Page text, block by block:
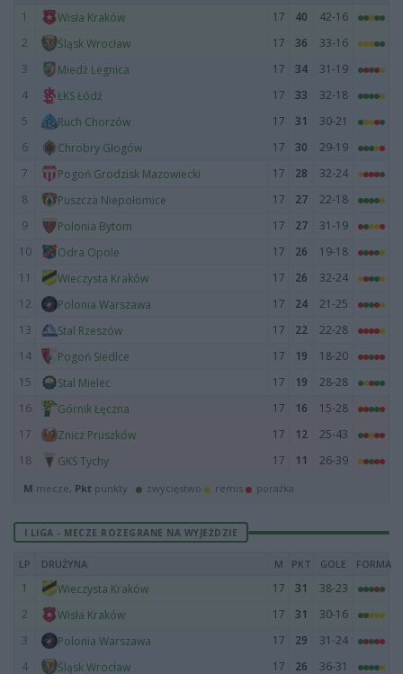
1 Wisła Kraków 17 40
42-16
2
Śląsk Wrocław 17 36
33-16
3
Miedź Legnica 17 34
31-19
4
ŁKS Łódź 17 33
32-18
5
Ruch Chorzów 17 31
30-21
6
Chrobry Głogów 17 30
29-19
7
Pogoń Grodzisk Mazowiecki 17 28
32-24
8
Puszcza Niepołomice 17 27
22-18
9
Polonia Bytom 17 27
31-19
10
Odra Opole 17 26
19-18
11
Wieczysta Kraków 17 26
32-24
12
Polonia Warszawa 17 24
21-25
13
Stal Rzeszów 17 22
22-28
14
Pogoń Siedlce 17 19
18-20
15
Stal Mielec 17 19
28-28
16
Górnik Łęczna 17 16
15-28
17
Znicz Pruszków 17 12
25-43
18
GKS Tychy 17 11 26-39
M mecze, Pkt punkty · zwycięstwo remis porażka
I LIGA - MECZE ROZEGRANE NA WYJEŹDZIE
LP DRUŻYNA M PKT GOLE FORMA
1 Wieczysta Kraków 17 31
38-23
2
Wisła Kraków 17 31
30-16
3
Polonia Warszawa 17 29
31-24
4
Śląsk Wrocław 17 26 36-31